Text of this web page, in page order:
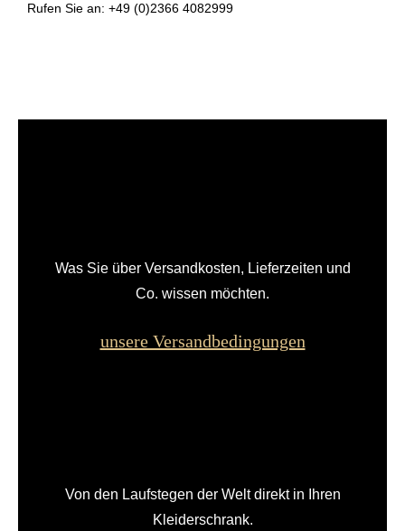
Rufen Sie an: +49 (0)2366 4082999
Was Sie über Versandkosten, Lieferzeiten und
Co. wissen möchten.
unsere Versandbedingungen
Von den Laufstegen der Welt direkt in Ihren
Kleiderschrank.